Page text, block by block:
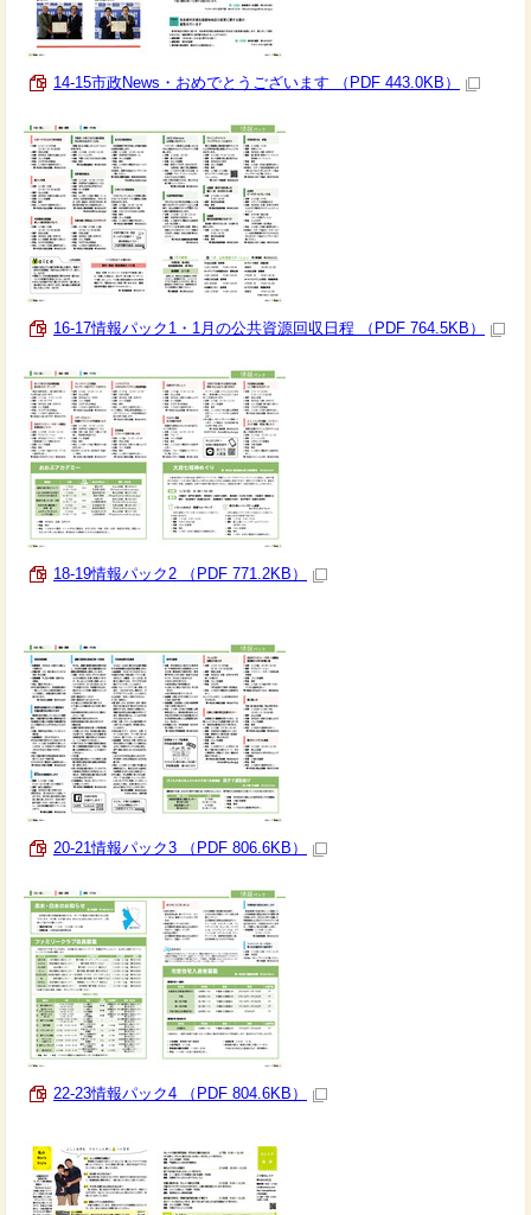
14-15市政News・おめでとうございます （PDF 443.0KB）
16-17情報パック1・1月の公共資源回収日程 （PDF 764.5KB）
18-19情報パック2 （PDF 771.2KB）
20-21情報パック3 （PDF 806.6KB）
22-23情報パック4 （PDF 804.6KB）